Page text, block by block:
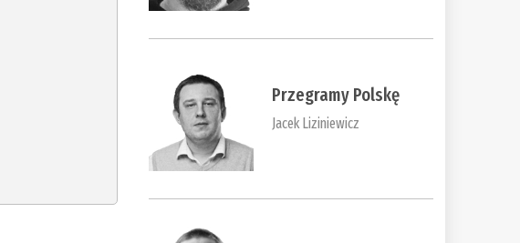
Przegramy Polskę
Jacek Liziniewicz